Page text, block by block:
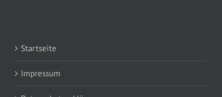
Startseite
Impressum